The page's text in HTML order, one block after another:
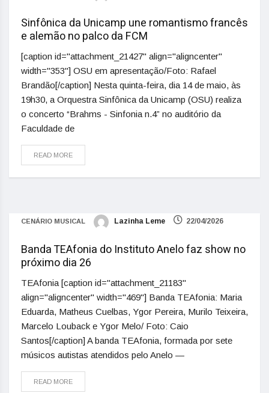
Sinfônica da Unicamp une romantismo francês
e alemão no palco da FCM
[caption id="attachment_21427" align="aligncenter"
width="353"] OSU em apresentação/Foto: Rafael
Brandão[/caption] Nesta quinta-feira, dia 14 de maio, às
19h30, a Orquestra Sinfônica da Unicamp (OSU) realiza
o concerto “Brahms - Sinfonia n.4” no auditório da
Faculdade de
READ MORE
CENÁRIO MUSICAL Lazinha Leme 22/04/2026
Banda TEAfonia do Instituto Anelo faz show no
próximo dia 26
TEAfonia [caption id="attachment_21183"
align="aligncenter" width="469"] Banda TEAfonia: Maria
Eduarda, Matheus Cuelbas, Ygor Pereira, Murilo Teixeira,
Marcelo Louback e Ygor Melo/ Foto: Caio
Santos[/caption] A banda TEAfonia, formada por sete
músicos autistas atendidos pelo Anelo —
READ MORE